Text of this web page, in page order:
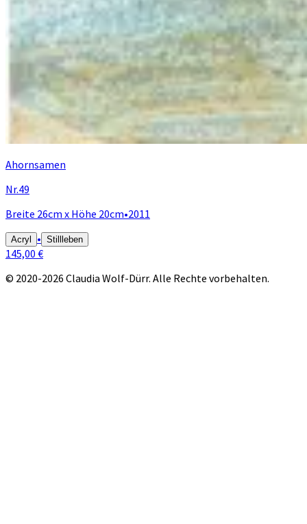
Ahornsamen
Nr.49
Breite 26cm x Höhe 20cm•2011
Acryl • Stillleben
145,00 €
© 2020-2026 Claudia Wolf-Dürr. Alle Rechte vorbehalten.